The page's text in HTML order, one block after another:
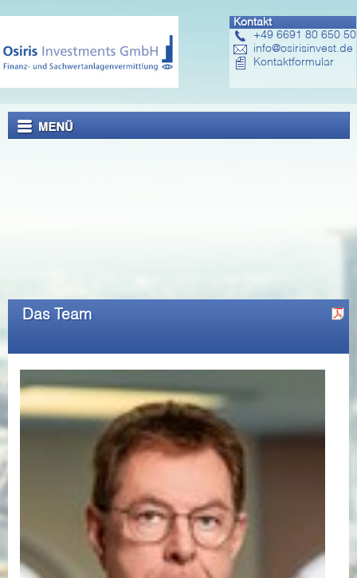
Kontakt
+49 6691 80 650 50
info@osirisinvest.de
Kontaktformular
Das Team